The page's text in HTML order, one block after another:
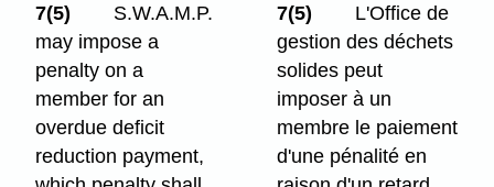
7(5)
S.W.A.M.P.
may impose a
penalty on a
member for an
overdue deficit
reduction payment,
7(5)
L'Office de
gestion des déchets
solides peut
imposer à un
membre le paiement
d'une pénalité en